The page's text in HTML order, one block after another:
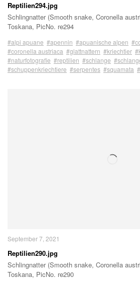
Reptilien294.jpg
Schlingnatter (Smooth snake, Coronella
Toskana, PicNo. re294
#alpi apuane #apennin #apuanische alpen
#coronella austriaca #glattnattern #kriechtier
#naturfotografie #reptilien #schlange
#schuppenkriechtiere #serpentes #squamata
September 7, 2021
Reptilien290.jpg
Schlingnatter (Smooth snake, Coronella
Toskana, PicNo. re290